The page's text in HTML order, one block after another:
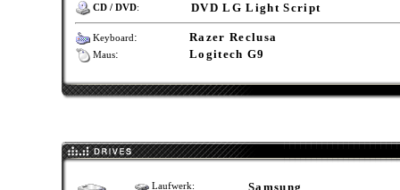
CD / DVD: DVD LG Light Script
Keyboard: Razer Reclusa
Maus: Logitech G9
Laufwerk: Samsung